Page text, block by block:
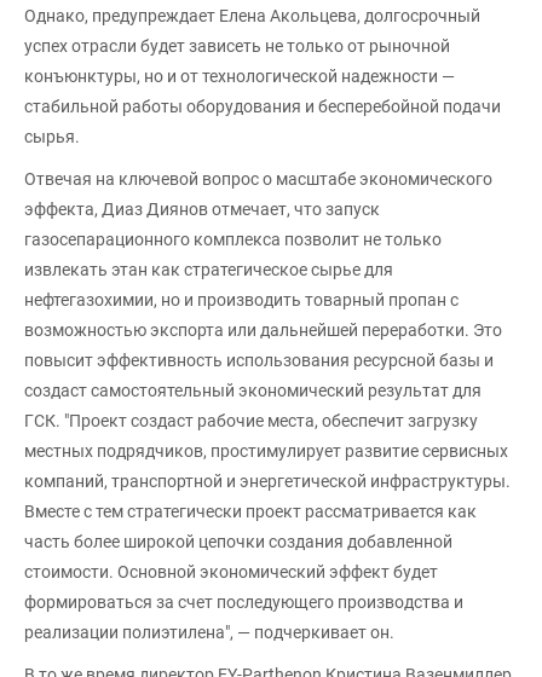
Однако, предупреждает Елена Акольцева, долгосрочный
успех отрасли будет зависеть не только от рыночной
конъюнктуры, но и от технологической надежности —
стабильной работы оборудования и бесперебойной подачи
сырья.
Отвечая на ключевой вопрос о масштабе экономического
эффекта, Диаз Диянов отмечает, что запуск
газосепарационного комплекса позволит не только
извлекать этан как стратегическое сырье для
нефтегазохимии, но и производить товарный пропан с
возможностью экспорта или дальнейшей переработки. Это
повысит эффективность использования ресурсной базы и
создаст самостоятельный экономический результат для
ГСК. "Проект создаст рабочие места, обеспечит загрузку
местных подрядчиков, простимулирует развитие сервисных
компаний, транспортной и энергетической инфраструктуры.
Вместе с тем стратегически проект рассматривается как
часть более широкой цепочки создания добавленной
стоимости. Основной экономический эффект будет
формироваться за счет последующего производства и
реализации полиэтилена", — подчеркивает он.